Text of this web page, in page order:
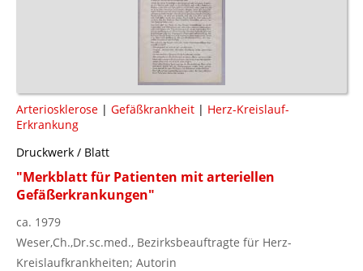
Arteriosklerose | Gefäßkrankheit | Herz-Kreislauf-
Erkrankung
Druckwerk / Blatt
"Merkblatt für Patienten mit arteriellen
Gefäßerkrankungen"
ca. 1979
Weser,Ch.,Dr.sc.med., Bezirksbeauftragte für Herz-
Kreislaufkrankheiten; Autorin